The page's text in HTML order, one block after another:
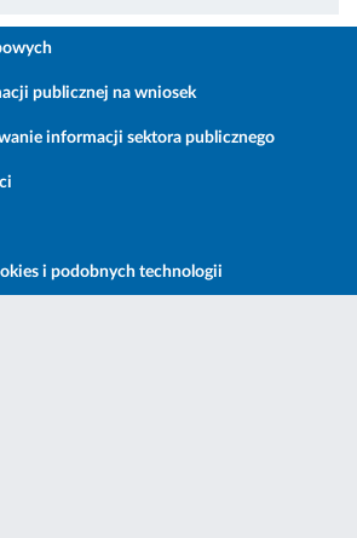
publicznej na wniosek
informacji sektora publicznego
i podobnych technologii